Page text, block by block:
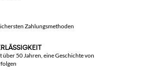
Zahlungsmethoden
50 Jahren, eine Geschichte von